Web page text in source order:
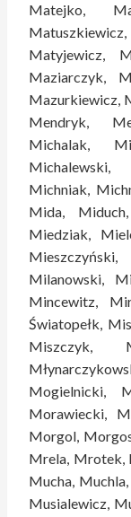
Matejko,
Matyjewicz,
Maziarczyk,
Mazurkiewicz,
Mendryk,
Michalak,
Michalewski,
Michniak,
Mida,
Miedziak,
Milanowski,
Mincewitz,
Światopełk,
Miszczyk,
Mogielnicki,
Morawiecki,
Morgol,
Mrela, Mrotek,
Mucha,
Musialewicz,